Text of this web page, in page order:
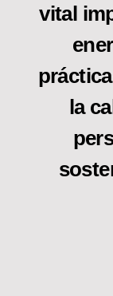
vital
la